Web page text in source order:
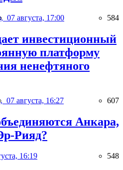
07 августа, 17:00 584
инвестиционный
платформу
ненефтяного
07 августа, 16:27 607
Анкара,
Рияд?
16:19 548